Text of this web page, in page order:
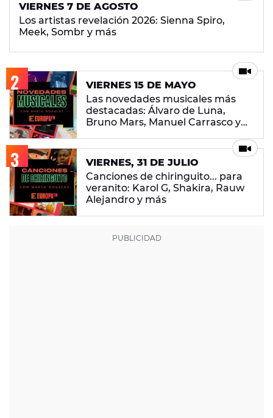
VIERNES 7 DE AGOSTO
Los artistas revelación 2026: Sienna Spiro,
Meek, Sombr y más
VIERNES 15 DE MAYO
Las novedades musicales más
destacadas: Álvaro de Luna,
Bruno Mars, Manuel Carrasco y
VIERNES, 31 DE JULIO
Canciones de chiringuito... para
veranito: Karol G, Shakira, Rauw
Alejandro y más